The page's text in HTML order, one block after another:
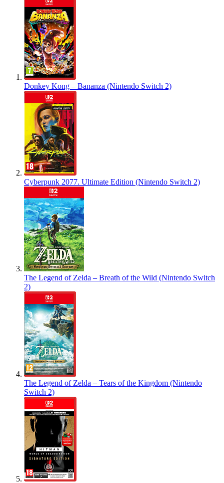
Donkey Kong – Bananza (Nintendo Switch 2)
Cyberpunk 2077. Ultimate Edition (Nintendo Switch 2)
The Legend of Zelda – Breath of the Wild (Nintendo Switch
2)
The Legend of Zelda – Tears of the Kingdom (Nintendo
Switch 2)